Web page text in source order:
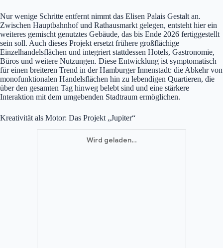
Nur wenige Schritte entfernt nimmt das Elisen Palais Gestalt an.
Zwischen Hauptbahnhof und Rathausmarkt gelegen, entsteht hier ein
weiteres gemischt genutztes Gebäude, das bis Ende 2026 fertiggestellt
sein soll. Auch dieses Projekt ersetzt frühere großflächige
Einzelhandelsflächen und integriert stattdessen Hotels, Gastronomie,
Büros und weitere Nutzungen. Diese Entwicklung ist symptomatisch
für einen breiteren Trend in der Hamburger Innenstadt: die Abkehr von
monofunktionalen Handelsflächen hin zu lebendigen Quartieren, die
über den gesamten Tag hinweg belebt sind und eine stärkere
Interaktion mit dem umgebenden Stadtraum ermöglichen.
Kreativität als Motor: Das Projekt „Jupiter“